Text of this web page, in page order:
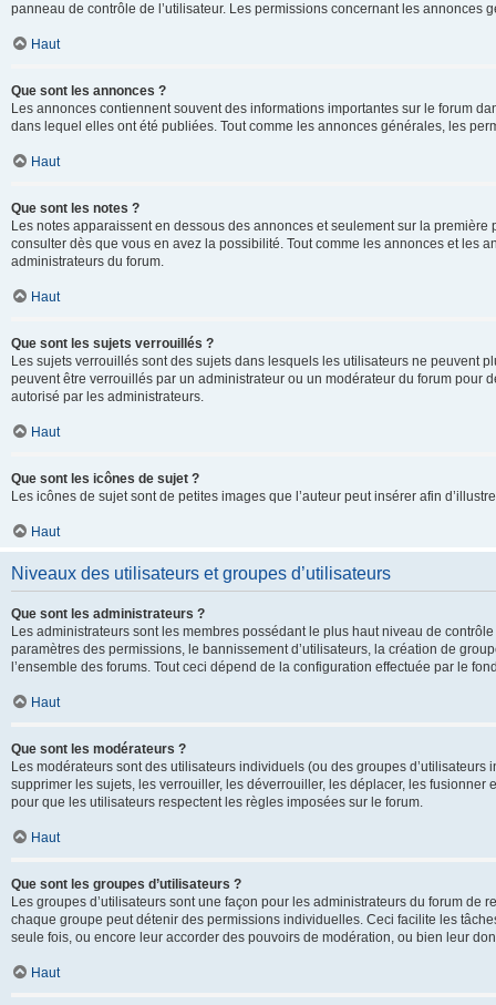
panneau de contrôle de l’utilisateur. Les permissions concernant les annonces
Haut
Que sont les annonces ?
Les annonces contiennent souvent des informations importantes sur le forum
dans lequel elles ont été publiées. Tout comme les annonces générales, les
Haut
Que sont les notes ?
Les notes apparaissent en dessous des annonces et seulement sur la
consulter dès que vous en avez la possibilité. Tout comme les annonces et les
administrateurs du forum.
Haut
Que sont les sujets verrouillés ?
Les sujets verrouillés sont des sujets dans lesquels les utilisateurs ne peuvent
peuvent être verrouillés par un administrateur ou un modérateur du forum pour
autorisé par les administrateurs.
Haut
Que sont les icônes de sujet ?
Les icônes de sujet sont de petites images que l’auteur peut insérer afin
Haut
Niveaux des utilisateurs et groupes d’utilisateurs
Que sont les administrateurs ?
Les administrateurs sont les membres possédant le plus haut niveau de
paramètres des permissions, le bannissement d’utilisateurs, la création de
l’ensemble des forums. Tout ceci dépend de la configuration effectuée par le
Haut
Que sont les modérateurs ?
Les modérateurs sont des utilisateurs individuels (ou des groupes
supprimer les sujets, les verrouiller, les déverrouiller, les déplacer, les
pour que les utilisateurs respectent les règles imposées sur le forum.
Haut
Que sont les groupes d’utilisateurs ?
Les groupes d’utilisateurs sont une façon pour les administrateurs du forum
chaque groupe peut détenir des permissions individuelles. Ceci facilite les
seule fois, ou encore leur accorder des pouvoirs de modération, ou bien leur
Haut